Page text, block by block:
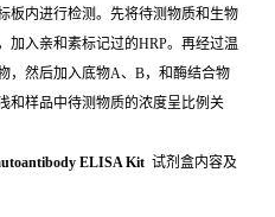
板内进行检测。先将待测物质和生物
加入亲和素标记过的HRP。再经过温
，然后加入底物A、B，和酶结合物
和样品中待测物质的浓度呈比例关
ELISA Kit 试剂盒内容及